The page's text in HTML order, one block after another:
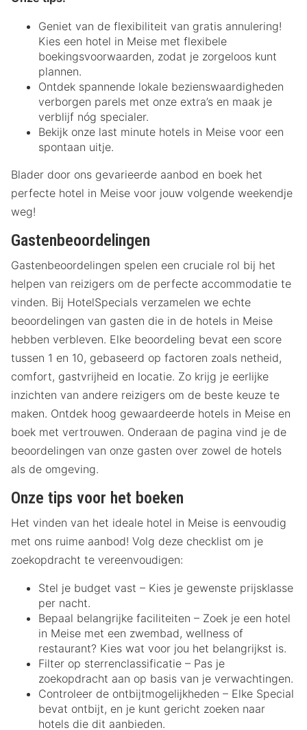
Geniet van de flexibiliteit van gratis annulering!
Kies een hotel in Meise met flexibele
boekingsvoorwaarden, zodat je zorgeloos kunt
plannen.
Ontdek spannende lokale bezienswaardigheden
verborgen parels met onze extra’s en maak je
verblijf nóg specialer.
Bekijk onze last minute hotels in Meise voor een
spontaan uitje.
Blader door ons gevarieerde aanbod en boek het
perfecte hotel in Meise voor jouw volgende weekendje
weg!
Gastenbeoordelingen
Gastenbeoordelingen spelen een cruciale rol bij het
helpen van reizigers om de perfecte accommodatie te
vinden. Bij HotelSpecials verzamelen we echte
beoordelingen van gasten die in de hotels in Meise
hebben verbleven. Elke beoordeling bevat een score
tussen 1 en 10, gebaseerd op factoren zoals netheid,
comfort, gastvrijheid en locatie. Zo krijg je eerlijke
inzichten van andere reizigers om de beste keuze te
maken. Ontdek hoog gewaardeerde hotels in Meise en
boek met vertrouwen. Onderaan de pagina vind je de
beoordelingen van onze gasten over zowel de hotels
als de omgeving.
Onze tips voor het boeken
Het vinden van het ideale hotel in Meise is eenvoudig
met ons ruime aanbod! Volg deze checklist om je
zoekopdracht te vereenvoudigen:
Stel je budget vast – Kies je gewenste prijsklasse
per nacht.
Bepaal belangrijke faciliteiten – Zoek je een hotel
in Meise met een zwembad, wellness of
restaurant? Kies wat voor jou het belangrijkst is.
Filter op sterrenclassificatie – Pas je
zoekopdracht aan op basis van je verwachtingen.
Controleer de ontbijtmogelijkheden – Elke Special
bevat ontbijt, en je kunt gericht zoeken naar
hotels die dit aanbieden.